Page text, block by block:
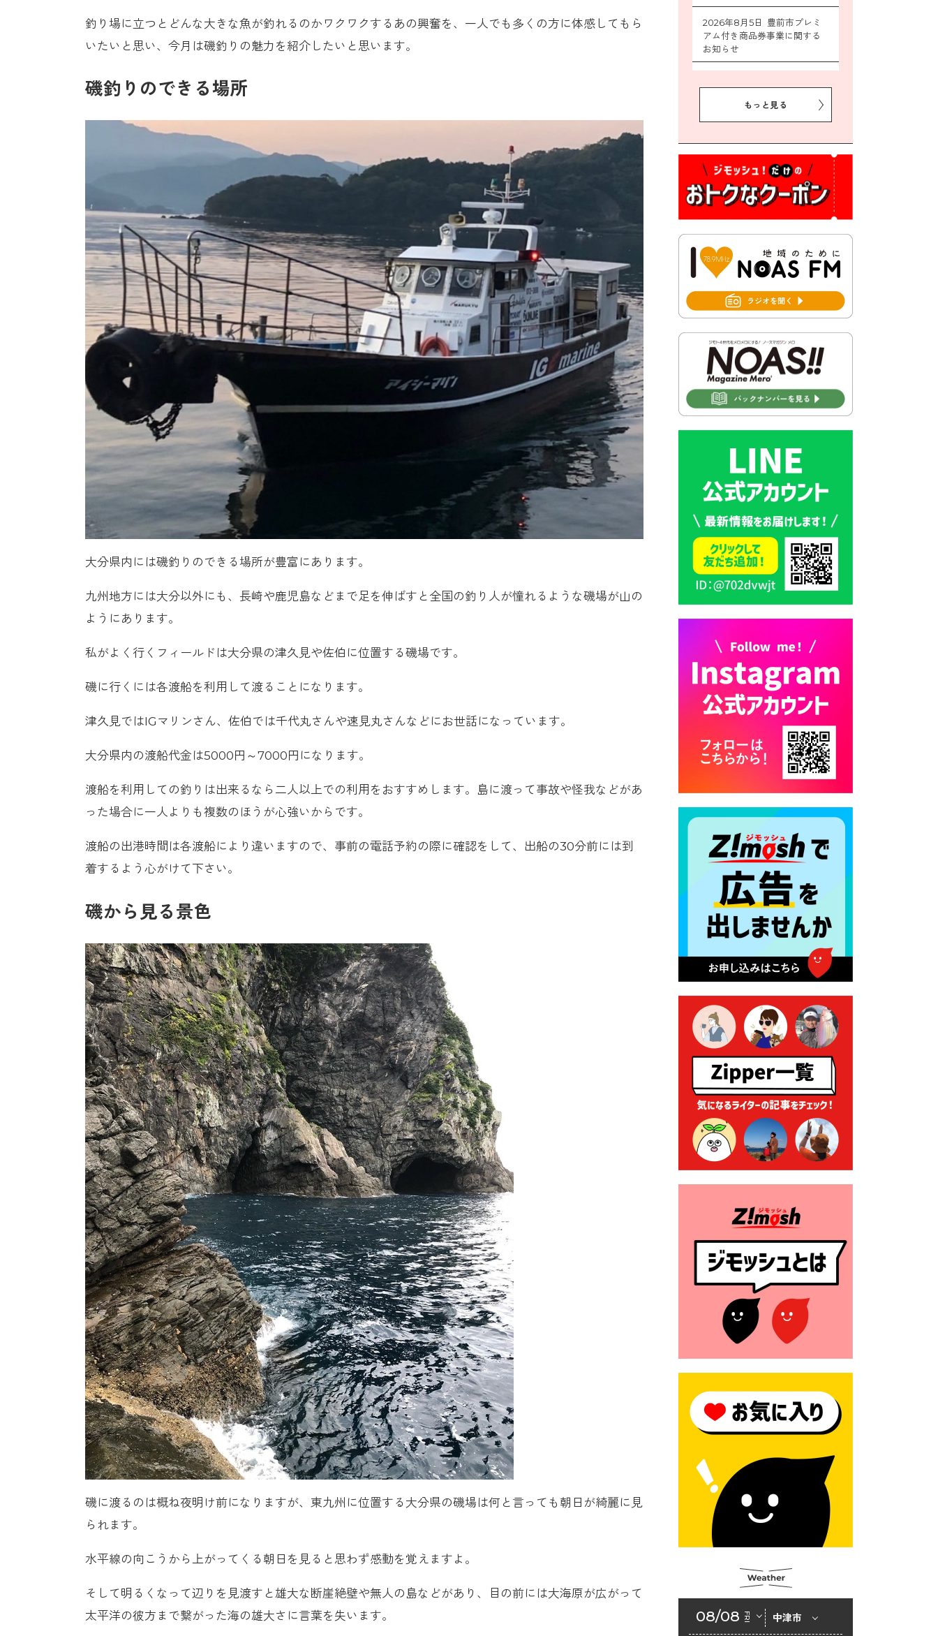
釣り場に立つとどんな大きな魚が釣れるのかワクワクするあの興奮を、一人でも多くの方に体感してもら
いたいと思い、今月は磯釣りの魅力を紹介したいと思います。
磯釣りのできる場所
大分県内には磯釣りのできる場所が豊富にあります。
九州地方には大分以外にも、長崎や鹿児島などまで足を伸ばすと全国の釣り人が憧れるような磯場が山の
ようにあります。
私がよく行くフィールドは大分県の津久見や佐伯に位置する磯場です。
磯に行くには各渡船を利用して渡ることになります。
津久見ではIGマリンさん、佐伯では千代丸さんや速見丸さんなどにお世話になっています。
大分県内の渡船代金は5000円～7000円になります。
渡船を利用しての釣りは出来るなら二人以上での利用をおすすめします。島に渡って事故や怪我などがあ
った場合に一人よりも複数のほうが心強いからです。
渡船の出港時間は各渡船により違いますので、事前の電話予約の際に確認をして、出船の30分前には到
着するよう心がけて下さい。
磯から見る景色
磯に渡るのは概ね夜明け前になりますが、東九州に位置する大分県の磯場は何と言っても朝日が綺麗に見
られます。
水平線の向こうから上がってくる朝日を見ると思わず感動を覚えますよ。
そして明るくなって辺りを見渡すと雄大な断崖絶壁や無人の島などがあり、目の前には大海原が広がって
太平洋の彼方まで繋がった海の雄大さに言葉を失います。
2026年8月5日 豊前市プレミ
アム付き商品券事業に関する
お知らせ
ン作戦参加者募集
対抗「福岡駅伝」出場選手募
集！
2026年7月31日 第６次豊前市
総合計画後期基本計画策定業
書が変わります！
2026年7月30日 豊前市立豊前
中学校の進捗状況について
2026年7月30日 豊前市立学校
2026年7月30日 豊前市立学校
紹介≪再編計画の見直しにつ
いて≫
2026年7月29日 豊前市指定ご
み袋販売のお知らせ
2026年7月28日 豊前カラス天
狗みなと祭り（花火大会）開
催決定！
2026年7月28日 令和8年度
京築地区水道企業団職員採用
試験（募集）
2026年7月27日 マイナンバー
カード交付に伴う休日および
平日夜間開庁の案内
2026年7月22日 令和８年度
「こども文化パスポート事
2026年7月21日 卜仙の郷 お
盆期間の営業時間のお知らせ
2026年7月17日 バス経路検索
のご利用案内
2026年7月10日 台湾伝統音楽
団体 「北埔八音団・楽善軒」
公演開催のお知らせ
ンディング型ふるさと納税の
実施について
2026年7月9日 農地法等に係
る各種申請に係る登記事項証
明書の添付省略について
2026年7月9日 廃食用油の回
収
2026年7月7日 「おゆずりコ
ーナー」について
2026年7月1日 豊前市民プール
一般開放
（令和８年４月１日施行）
格改定
2026年6月23日 公告一覧（市
内業者対象）を更新しまし
2026年6月23日 （一財）豊前
市佐野・則尾育英会奨学生募
2026年6月18日 セアカゴケグ
モにご注意ください！
ェルターの指定
2026年6月10日 令和８年経済
センサス-活動調査
2026年6月9日 令和８年第３
回定例会「一般質問一覧表」
2026年6月5日 新婚世帯の家
2026年6月2日 戸籍に氏名の
振り仮名が記載されます
もっと見る
08/08 FRI 中津市